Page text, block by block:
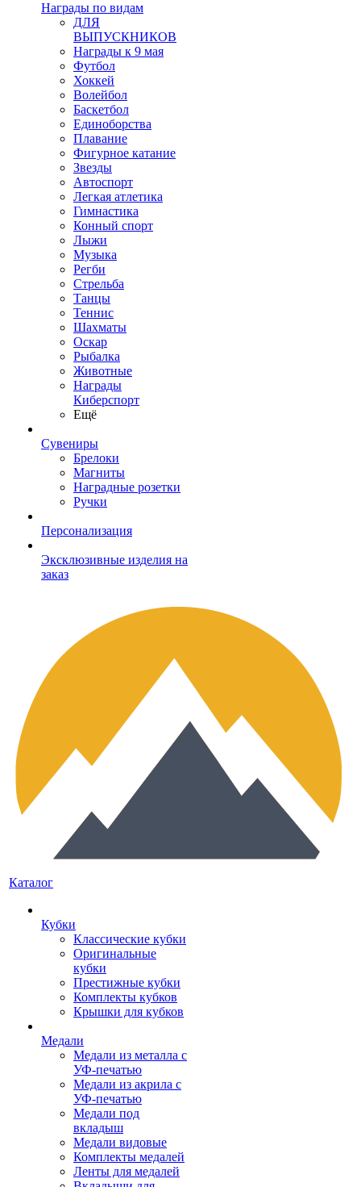
Награды по видам
ДЛЯ
ВЫПУСКНИКОВ
Награды к 9 мая
Футбол
Хоккей
Волейбол
Баскетбол
Единоборства
Плавание
Фигурное катание
Звезды
Автоспорт
Легкая атлетика
Гимнастика
Конный спорт
Лыжи
Музыка
Регби
Стрельба
Танцы
Теннис
Шахматы
Оскар
Рыбалка
Животные
Награды
Киберспорт
Ещё
Сувениры
Брелоки
Магниты
Наградные розетки
Ручки
Персонализация
Эксклюзивные изделия на
заказ
Каталог
Кубки
Классические кубки
Оригинальные
кубки
Престижные кубки
Комплекты кубков
Крышки для кубков
Медали
Медали из металла с
УФ-печатью
Медали из акрила с
УФ-печатью
Медали под
вкладыш
Медали видовые
Комплекты медалей
Ленты для медалей